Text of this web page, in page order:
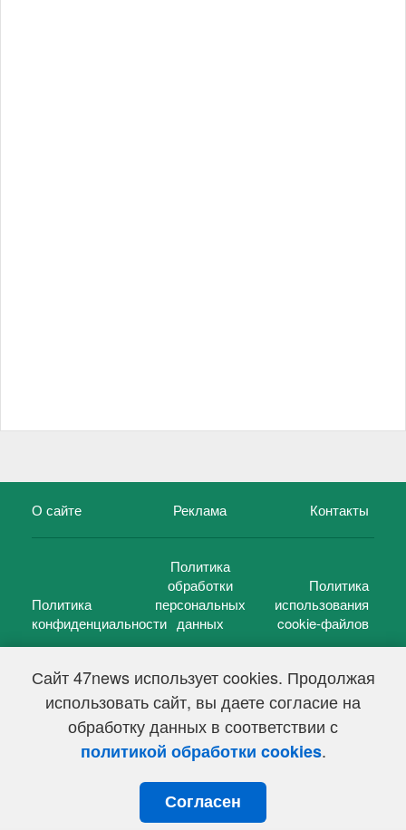
Сайт 47news использует cookies. Продолжая
использовать сайт, вы даете согласие на
обработку данных в соответствии с
политикой обработки cookies.
Согласен
О сайте Реклама Контакты
Политика
конфиденциальности
Политика
обработки
персональных
данных
Политика
использования
cookie-файлов
47 новостей (47 news)2005 — 2026 г.
Свидетельство о регистрации СМИ Эл № ФС 77-39848, выдано
Федеральной службой по надзору в сфере связи,
информационных технологий и массовых коммуникаций